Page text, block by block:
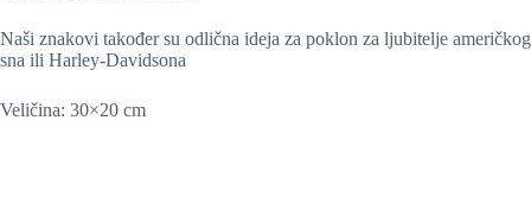
Naši znakovi također su odlična ideja za poklon za ljubitelje američkog
sna ili Harley-Davidsona
Veličina: 30×20 cm